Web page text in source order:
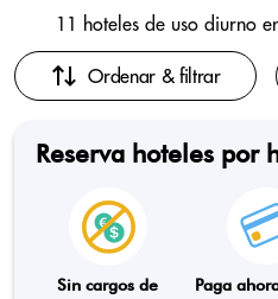
11 hoteles de uso diurno
Ordenar & filtrar
Reserva hoteles por
Sin cargos de
Paga